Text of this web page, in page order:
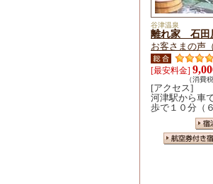
谷津温泉
離れ家 石田
お客さまの声
[最安料金]
（消費
[アクセス]
河津駅から車
歩で１０分（